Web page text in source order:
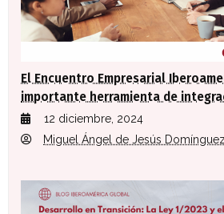
El Encuentro Empresarial
importante herramienta de
12 diciembre, 2024
Miguel Ángel de Jesús Domínguez